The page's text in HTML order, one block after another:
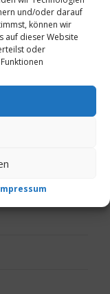
und/oder darauf
können wir
auf dieser Website
oder